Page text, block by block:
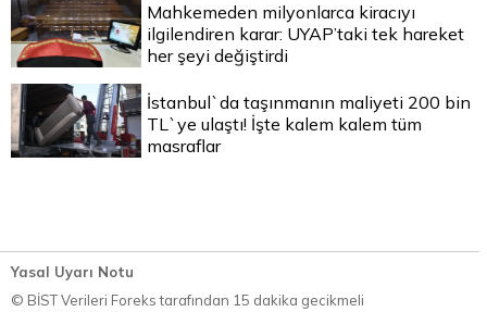
Mahkemeden milyonlarca kiracıyı
ilgilendiren karar: UYAP’taki tek hareket
her şeyi değiştirdi
İstanbul`da taşınmanın maliyeti 200 bin
TL`ye ulaştı! İşte kalem kalem tüm
masraflar
Yasal Uyarı Notu
© BİST Verileri Foreks tarafından 15 dakika gecikmeli